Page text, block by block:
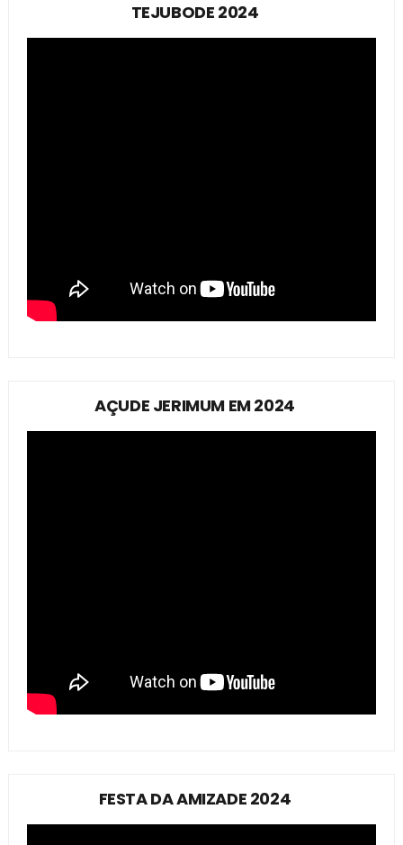
TEJUBODE 2024
AÇUDE JERIMUM EM 2024
FESTA DA AMIZADE 2024